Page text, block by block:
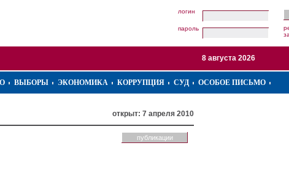
логин
пароль
8 августа 2026
ВЫБОРЫ ЭКОНОМИКА КОРРУПЦИЯ СУД ОСОБОЕ ПИСЬМО
открыт: 7 апреля 2010
публикации